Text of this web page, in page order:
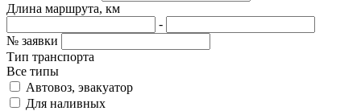
Длина маршрута, км
-
№ заявки
Тип транспорта
Все типы
Автовоз, эвакуатор
Для наливных